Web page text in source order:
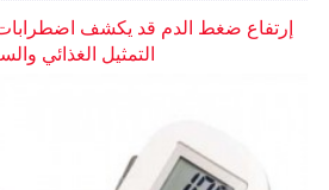
إرتفاع ضغط الدم قد يكشف
التمثيل الغذائي